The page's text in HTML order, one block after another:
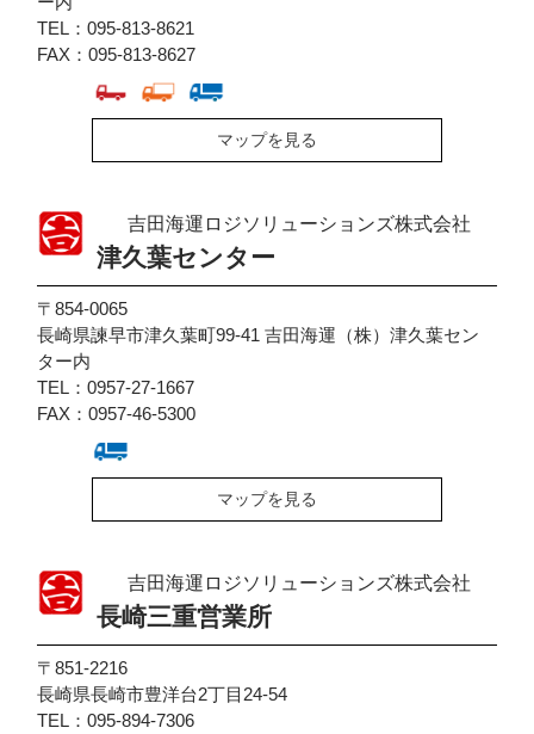
TEL：095-813-8621
FAX：095-813-8627
マップを見る
吉田海運ロジソリューションズ株式会社
津久葉センター
〒854-0065
長崎県諫早市津久葉町99-41 吉田海運（株）津久葉セン
ター内
TEL：0957-27-1667
FAX：0957-46-5300
マップを見る
吉田海運ロジソリューションズ株式会社
長崎三重営業所
〒851-2216
長崎県長崎市豊洋台2丁目24-54
TEL：095-894-7306